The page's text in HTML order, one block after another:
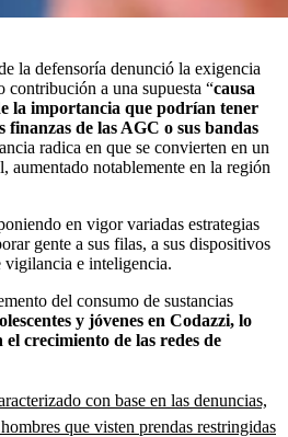
la defensoría denunció la exigencia
contribución a una supuesta “causa
la importancia que podrían tener
finanzas de las AGC o sus bandas
radica en que se convierten en un
aumentado notablemente en la región
en vigor variadas estrategias
gente a sus filas, a sus dispositivos
vigilancia e inteligencia.
del consumo de sustancias
y jóvenes en Codazzi, lo
crecimiento de las redes de
con base en las denuncias,
que visten prendas restringidas